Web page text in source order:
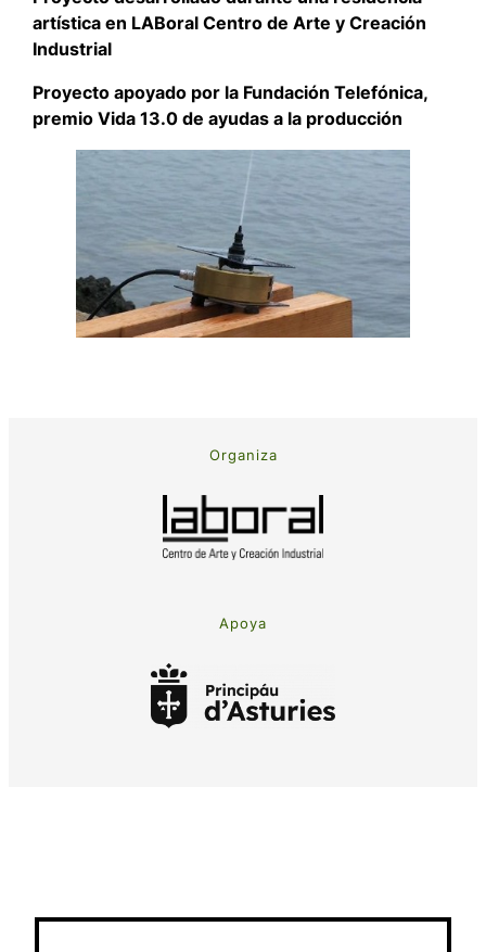
artística en LABoral Centro de Arte y Creación
Industrial
Proyecto apoyado por la Fundación Telefónica,
premio Vida 13.0 de ayudas a la producción
Organiza
Apoya